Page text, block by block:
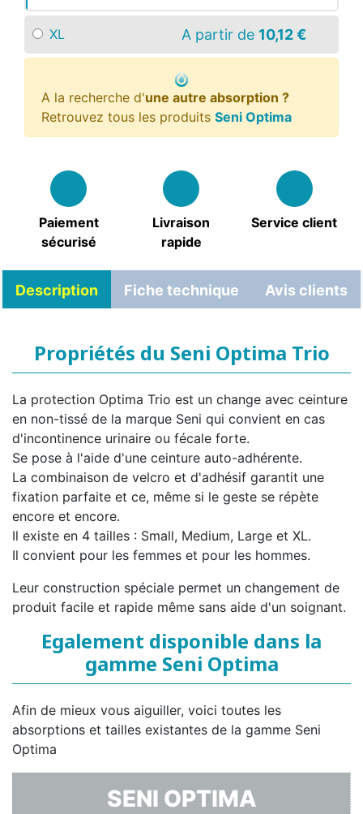
XL A partir de 10,12 €
A la recherche d'une autre absorption ?
Retrouvez tous les produits Seni Optima
Paiement
sécurisé
Livraison
rapide
Service client
Description Fiche technique Avis clients
Propriétés du Seni Optima Trio
La protection Optima Trio est un change avec ceinture
en non-tissé de la marque Seni qui convient en cas
d'incontinence urinaire ou fécale forte.
Se pose à l'aide d'une ceinture auto-adhérente.
La combinaison de velcro et d'adhésif garantit une
fixation parfaite et ce, même si le geste se répète
encore et encore.
Il existe en 4 tailles : Small, Medium, Large et XL.
Il convient pour les femmes et pour les hommes.
Leur construction spéciale permet un changement de
produit facile et rapide même sans aide d'un soignant.
Egalement disponible dans la
gamme Seni Optima
Afin de mieux vous aiguiller, voici toutes les
absorptions et tailles existantes de la gamme Seni
Optima
SENI OPTIMA